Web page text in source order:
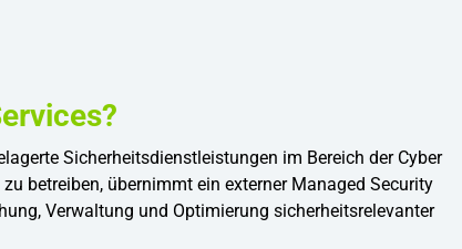
Sicherheitsdienstleistungen im Bereich der Cyber
betreiben, übernimmt ein externer Managed Security
Verwaltung und Optimierung sicherheitsrelevanter